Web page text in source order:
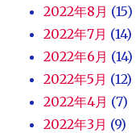
2022年8月 (15)
2022年7月 (14)
2022年6月 (14)
2022年5月 (12)
2022年4月 (7)
2022年3月 (9)